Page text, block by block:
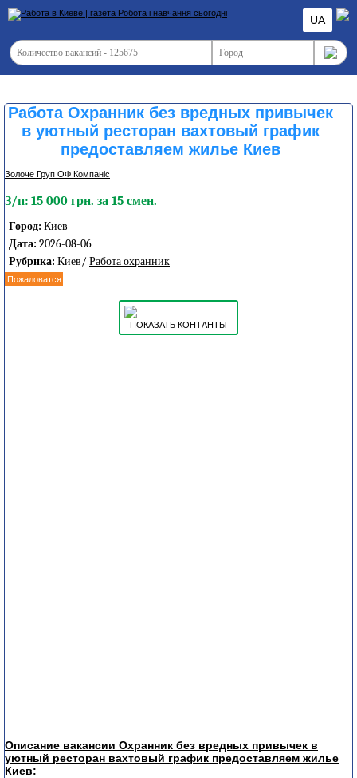
UA
Работа Охранник без вредных привычек
в уютный ресторан вахтовый график
предоставляем жилье Киев
Золоче Груп ОФ Компаніс
З/п: 15 000 грн. за 15 смен.
Город: Киев
Дата: 2026-08-06
Рубрика: Киев/ Работа охранник
Пожаловатся
ПОКАЗАТЬ КОНТАНТЫ
Описание вакансии Охранник без вредных привычек в
уютный ресторан вахтовый график предоставляем жилье
Киев: